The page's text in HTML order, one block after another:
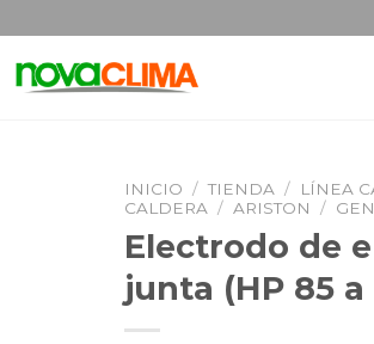
INICIO / TIENDA /
LÍNEA
CALDERA / ARISTON /
Electrodo de
junta (HP 85 a